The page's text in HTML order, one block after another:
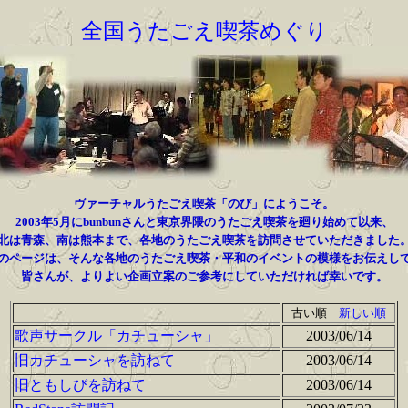
全国うたごえ喫茶めぐり
ヴァーチャルうたごえ喫茶「のび」にようこそ。
2003年5月にbunbunさんと東京界隈のうたごえ喫茶を廻り始めて以来、
は青森、南は熊本まで、各地のうたごえ喫茶を訪問させていただきました
ページは、そんな各地のうたごえ喫茶・平和のイベントの模様をお伝えし
皆さんが、よりよい企画立案のご参考にしていただければ幸いです。
古い順 新しい順
歌声サークル「カチューシャ」
2003/06/14
旧カチューシャを訪ねて
2003/06/14
旧ともしびを訪ねて
2003/06/14